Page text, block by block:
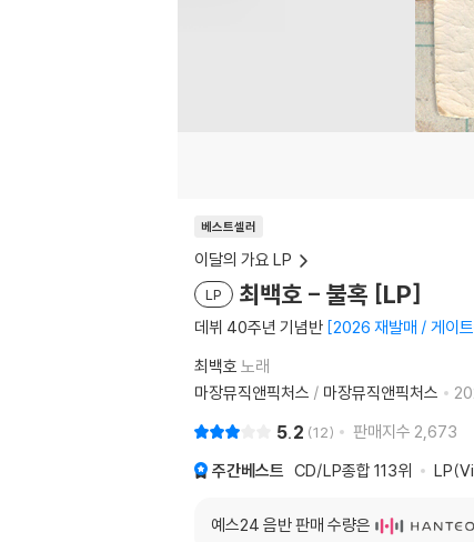
베스트셀러
이달의 가요 LP
LP 최백호 - 불혹 [LP]
데뷔 40주년 기념반 2026 재발매 / 게이
최백호 노래
마장뮤직앤픽처스 / 마장뮤직앤픽처스
5.2 12 판매지수 2,673
주간베스트 CD/LP종합 113위
예스24 음반 판매 수량은